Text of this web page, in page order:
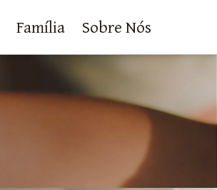
Família Sobre Nós